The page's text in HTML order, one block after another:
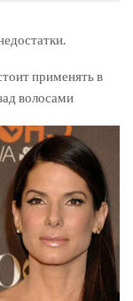
применять в
волосами